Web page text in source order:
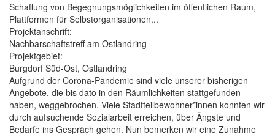
Schaffung von Begegnungsmöglichkeiten im öffentlichen Raum,
Plattformen für Selbstorganisationen...
Projektanschrift:
Nachbarschaftstreff am Ostlandring
Projektgebiet:
Burgdorf Süd-Ost, Ostlandring
Aufgrund der Corona-Pandemie sind viele unserer bisherigen
Angebote, die bis dato in den Räumlichkeiten stattgefunden
haben, weggebrochen. Viele Stadtteilbewohner*innen konnten wir
durch aufsuchende Sozialarbeit erreichen, über Ängste und
Bedarfe ins Gespräch gehen. Nun bemerken wir eine Zunahme